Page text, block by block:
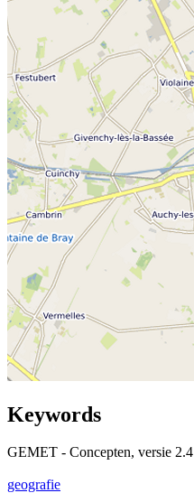
Keywords
GEMET - Concepten, versie 2.4
geografie